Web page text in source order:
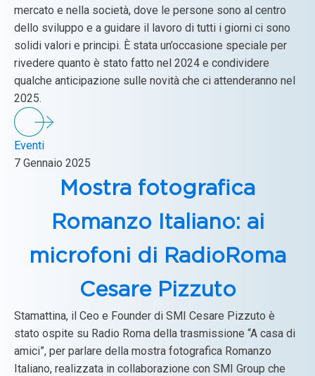
mercato e nella società, dove le persone sono al centro
dello sviluppo e a guidare il lavoro di tutti i giorni ci sono
solidi valori e principi. È stata un’occasione speciale per
rivedere quanto è stato fatto nel 2024 e condividere
qualche anticipazione sulle novità che ci attenderanno nel
2025.
Eventi
7 Gennaio 2025
Mostra fotografica
Romanzo Italiano: ai
microfoni di RadioRoma
Cesare Pizzuto
Stamattina, il Ceo e Founder di SMI Cesare Pizzuto è
stato ospite su Radio Roma della trasmissione “A casa di
amici”, per parlare della mostra fotografica Romanzo
Italiano, realizzata in collaborazione con SMI Group che